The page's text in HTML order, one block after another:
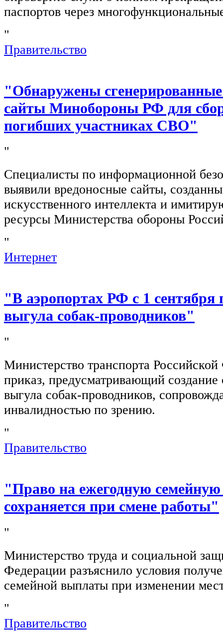
паспортов через
"
Правительство
"Обнаружены
сайты Минобороны РФ для
погибших участниках СВО"
"
Специалисты по информационной
выявили вредоносные сайты,
искусственного интеллекта и
ресурсы Министерства обороны
"
Интернет
"В аэропортах РФ с 1 сентября
выгула собак-проводников"
"
Министерство транспорта
приказ, предусматривающий создание
выгула собак-проводников,
инвалидностью по зрению.
"
Правительство
"Право на ежегодную
сохраняется при смене работы"
"
Министерство труда и социальной
Федерации разъяснило условия
семейной выплаты при изменении
"
Правительство